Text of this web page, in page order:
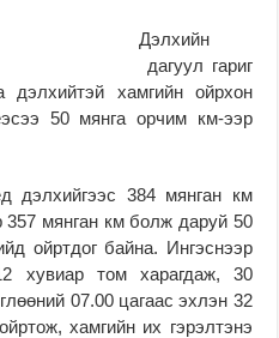
Дэлхийн
дагуул гариг
хамгийн ойрхон
50 мянга орчим км-ээр
дэлхийгээс 384 мянган км
357 мянган км болж даруй 50
ойртдог байна. Ингэснээр
хувиар том харагдаж, 30
07.00 цагаас эхлэн 32
хамгийн их гэрэлтэнэ